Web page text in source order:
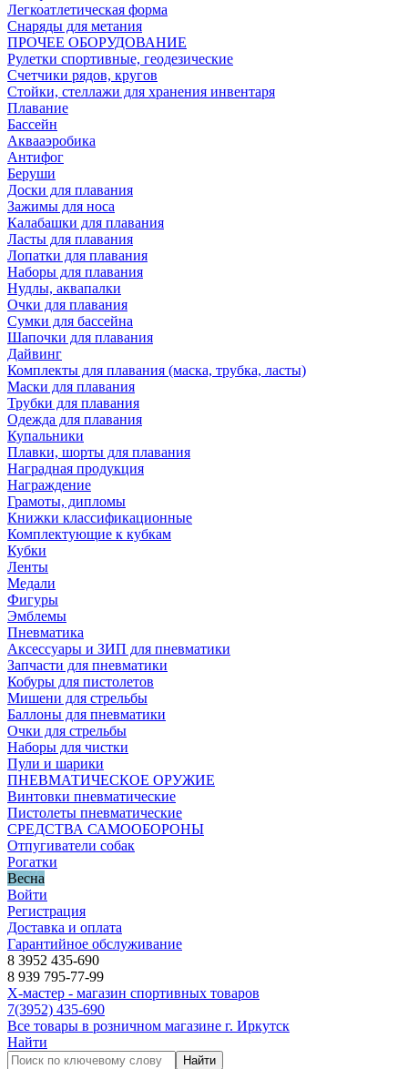
Легкоатлетическая форма
Снаряды для метания
ПРОЧЕЕ ОБОРУДОВАНИЕ
Рулетки спортивные, геодезические
Счетчики рядов, кругов
Стойки, стеллажи для хранения инвентаря
Плавание
Бассейн
Аквааэробика
Антифог
Беруши
Доски для плавания
Зажимы для носа
Калабашки для плавания
Ласты для плавания
Лопатки для плавания
Наборы для плавания
Нудлы, аквапалки
Очки для плавания
Сумки для бассейна
Шапочки для плавания
Дайвинг
Комплекты для плавания (маска, трубка, ласты)
Маски для плавания
Трубки для плавания
Одежда для плавания
Купальники
Плавки, шорты для плавания
Наградная продукция
Награждение
Грамоты, дипломы
Книжки классификационные
Комплектующие к кубкам
Кубки
Ленты
Медали
Фигуры
Эмблемы
Пневматика
Аксессуары и ЗИП для пневматики
Запчасти для пневматики
Кобуры для пистолетов
Мишени для стрельбы
Баллоны для пневматики
Очки для стрельбы
Наборы для чистки
Пули и шарики
ПНЕВМАТИЧЕСКОЕ ОРУЖИЕ
Винтовки пневматические
Пистолеты пневматические
СРЕДСТВА САМООБОРОНЫ
Отпугиватели собак
Рогатки
Весна
Войти
Регистрация
Доставка и оплата
Гарантийное обслуживание
8 3952 435-690
8 939 795-77-99
Х-мастер - магазин спортивных товаров
7(3952) 435-690
Все товары в розничном магазине г. Иркутск
Найти
Найти